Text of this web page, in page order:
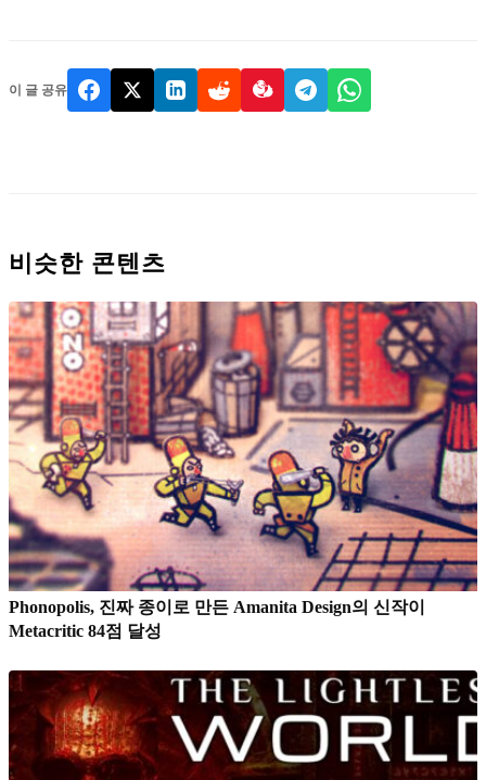
이 글 공유
비슷한 콘텐츠
Phonopolis, 진짜 종이로 만든 Amanita Design의 신작이
Metacritic 84점 달성